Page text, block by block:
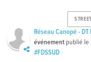
Réseau Canopé - DT
événement publié le
#FDSSUD